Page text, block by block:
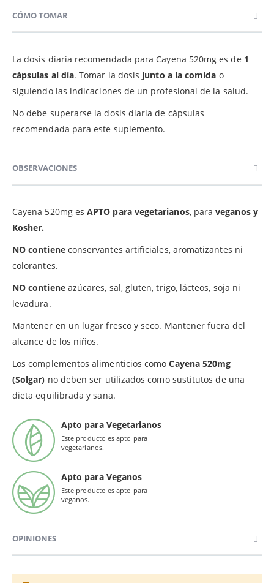
CÓMO TOMAR
La dosis diaria recomendada para Cayena 520mg es de 1
cápsulas al día. Tomar la dosis junto a la comida o
siguiendo las indicaciones de un profesional de la salud.
No debe superarse la dosis diaria de cápsulas
recomendada para este suplemento.
OBSERVACIONES
Cayena 520mg esAPTO para vegetarianos, paraveganos y
Kosher.
NO contieneconservantes artificiales, aromatizantes ni
colorantes.
NO contieneazúcares, sal, gluten, trigo, lácteos, soja ni
levadura.
Mantener en un lugar fresco y seco. Mantener fuera del
alcance de los niños.
Los complementos alimenticios comoCayena 520mg
(Solgar) no deben ser utilizados como sustitutos de una
dieta equilibrada y sana.
Apto para Vegetarianos
Este producto es apto para
vegetarianos.
Apto para Veganos
Este producto es apto para
veganos.
OPINIONES